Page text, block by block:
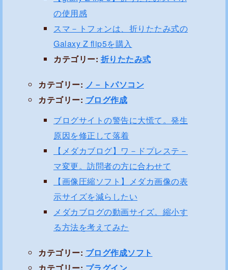
の使用感
スマ－トフォンは、折りたたみ式の
Galaxy Z flip5を購入
カテゴリー: 折りたたみ式
カテゴリー: ノ－トパソコン
カテゴリー: ブログ作成
ブログサイトの警告に大慌て。発生
原因を修正して落着
【メダカブログ】ワ－ドプレステ－
マ変更。訪問者の方に合わせて
【画像圧縮ソフト】メダカ画像の表
示サイズを減らしたい
メダカブログの動画サイズ。縮小す
る方法を考えてみた
カテゴリー: ブログ作成ソフト